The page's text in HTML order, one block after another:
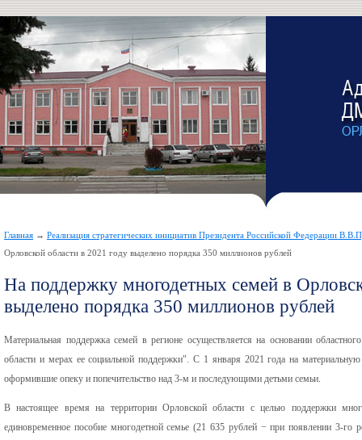
Главная → Реализация стратегических инициатив Президента Российской Федерации
Орловской области в 2021 году выделено порядка 350 миллионов рублей
На поддержку многодетных семей в
выделено порядка 350 миллионов рублей
Материальная поддержка семей в регионе осуществляется на основании
области и мерах ее социальной поддержки". С 1 января 2021 года на
оформившие опеку и попечительство над 3-м и последующими детьми семьи.
В настоящее время на территории Орловской области с целью поддержки
единовременное пособие многодетной семье (21 635 рублей − при появлении 3-